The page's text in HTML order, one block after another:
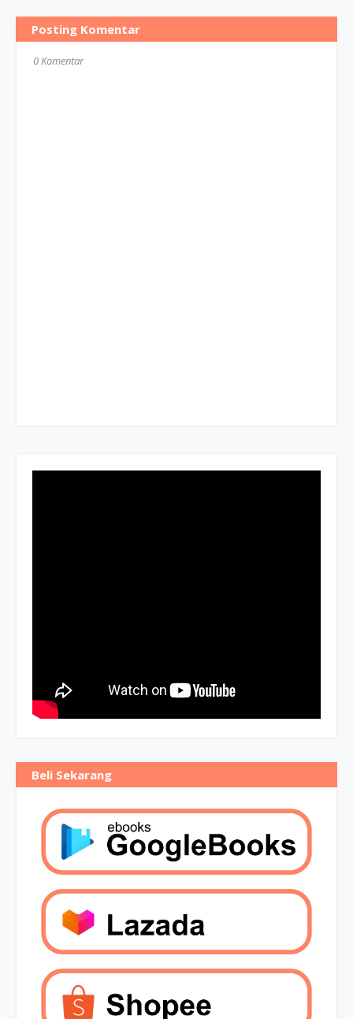
Posting Komentar
0 Komentar
Beli Sekarang